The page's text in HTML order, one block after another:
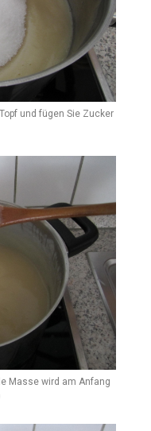
und fügen Sie Zucker
Masse wird am Anfang